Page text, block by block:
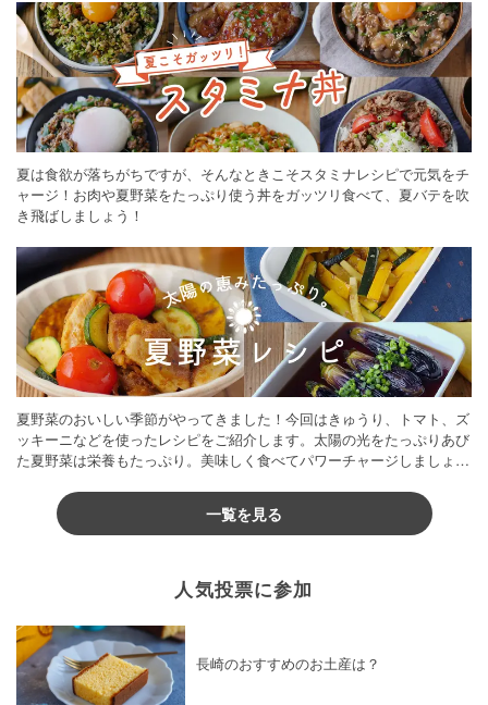
夏は食欲が落ちがちですが、そんなときこそスタミナレシピで元気をチ
ャージ！お肉や夏野菜をたっぷり使う丼をガッツリ食べて、夏バテを吹
き飛ばしましょう！
夏野菜のおいしい季節がやってきました！今回はきゅうり、トマト、ズ
ッキーニなどを使ったレシピをご紹介します。太陽の光をたっぷりあび
た夏野菜は栄養もたっぷり。美味しく食べてパワーチャージしましょう
一覧を見る
人気投票に参加
長崎のおすすめのお土産は？